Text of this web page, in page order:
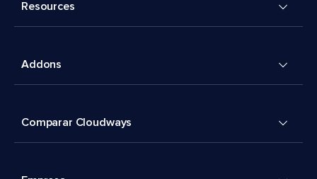
Resources
Addons
Comparar Cloudways